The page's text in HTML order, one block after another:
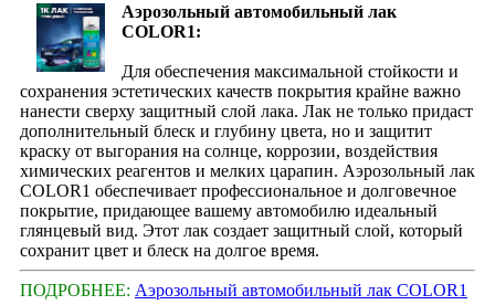
Аэрозольный автомобильный лак
COLOR1:
Для обеспечения максимальной стойкости и
сохранения эстетических качеств покрытия крайне важно
нанести сверху защитный слой лака. Лак не только придаст
дополнительный блеск и глубину цвета, но и защитит
краску от выгорания на солнце, коррозии, воздействия
химических реагентов и мелких царапин. Аэрозольный лак
COLOR1 обеспечивает профессиональное и долговечное
покрытие, придающее вашему автомобилю идеальный
глянцевый вид. Этот лак создает защитный слой, который
сохранит цвет и блеск на долгое время.
ПОДРОБНЕЕ: Аэрозольный автомобильный лак COLOR1